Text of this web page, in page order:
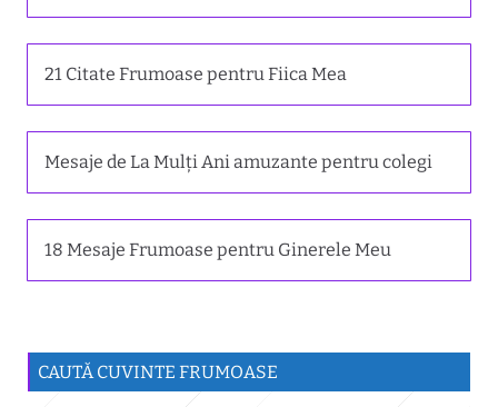
21 Citate Frumoase pentru Fiica Mea
Mesaje de La Mulți Ani amuzante pentru colegi
18 Mesaje Frumoase pentru Ginerele Meu
CAUTĂ CUVINTE FRUMOASE